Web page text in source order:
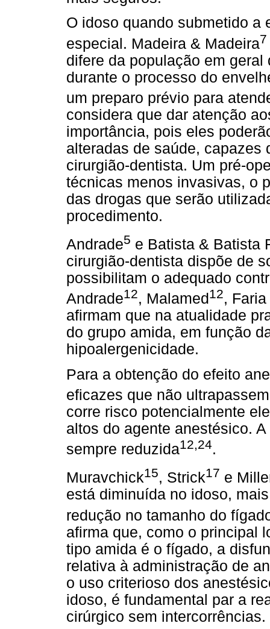
O idoso quando submetido a
especial. Madeira & Madeira7
difere da população em
durante o processo do
um preparo prévio para
considera que dar atenção
importância, pois eles
alteradas de saúde, capazes
cirurgião-dentista. Um pré-
técnicas menos invasivas, o
das drogas que serão
procedimento.
Andrade5 e Batista & Batista
cirurgião-dentista dispõe de
possibilitam o adequado
Andrade12, Malamed 12,
afirmam que na atualidade
do grupo amida, em função
hipoalergenicidade.
Para a obtenção do efeito
eficazes que não
corre risco potencialmente
altos do agente anestésico.
sempre reduzida12,24.
Muravchick15, Strick17 e
está diminuída no idoso,
redução no tamanho do
afirma que, como o principal
tipo amida é o fígado, a
relativa à administração de
o uso criterioso dos
idoso, é fundamental par a
cirúrgico sem intercorrências.